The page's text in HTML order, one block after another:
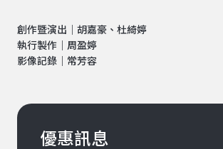
創作暨演出｜胡嘉豪、杜綺婷
執行製作｜周盈婷
影像記錄｜常芳容
優惠訊息